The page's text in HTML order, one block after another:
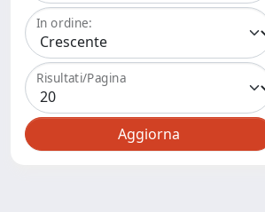
In ordine:
Risultati/Pagina